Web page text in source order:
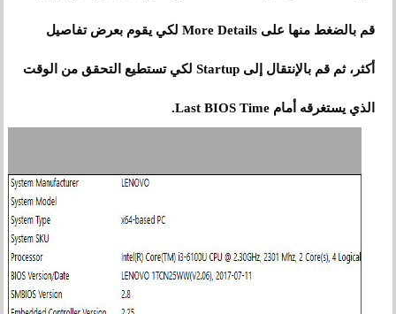
قم بالضغط منها على More Details لكي يقوم بعرض تفاصيل
أكثر، ثم قم بالإنتقال إلى Startup لكي تستطيع التحقق من الوقت
الذي يستغرقه أمام Last BIOS Time.